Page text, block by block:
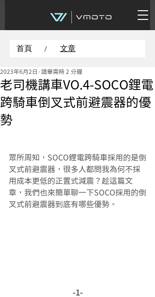
首頁 / 文章
老司機講車VO.4-SOCO鋰電
跨騎車倒叉式前避震器的優
勢
2023年6月2日 讀畢需時 2 分鐘
眾所周知，SOCO鋰電跨騎車採用的是倒
叉式前避震器，很多人都問我為何不採
用成本更低的正置式減震？趁這篇文
章，我們也來簡單聊一下SOCO採用的倒
叉式前避震器到底有哪些優勢。
-1-